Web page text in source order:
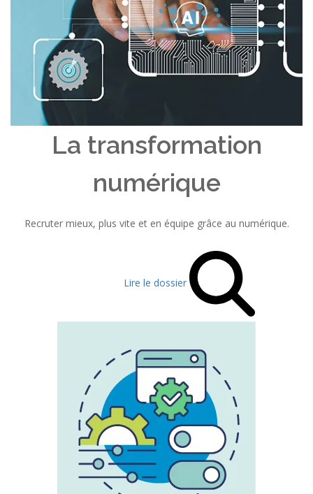
La transformation
numérique
Recruter mieux, plus vite et en équipe grâce au numérique.
Lire le dossier